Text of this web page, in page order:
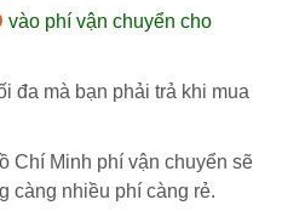
vào phí vận chuyển cho
đa mà bạn phải trả khi mua
Chí Minh phí vận chuyển sẽ
càng nhiều phí càng rẻ.